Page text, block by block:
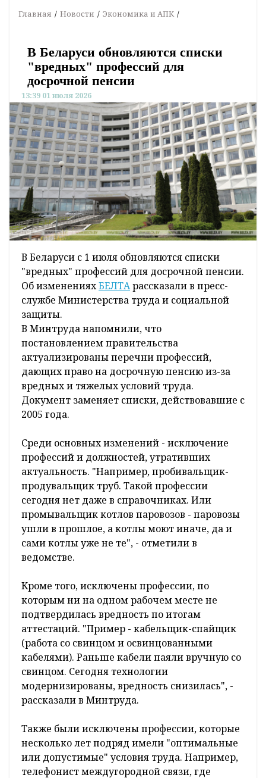
Главная Новости Экономика и АПК
В Беларуси обновляются списки
"вредных" профессий для
досрочной пенсии
13:39 01 июля 2026
В Беларуси с 1 июля обновляются списки
"вредных" профессий для досрочной пенсии.
Об измененияхБЕЛТАрассказали в пресс-
службе Министерства труда и социальной
защиты.
В Минтруда напомнили, что
постановлением правительства
актуализированы перечни профессий,
дающих право на досрочную пенсию из-за
вредных и тяжелых условий труда.
Документ заменяет списки, действовавшие с
2005 года.
Среди основных изменений - исключение
профессий и должностей, утративших
актуальность. "Например, пробивальщик-
продувальщик труб. Такой профессии
сегодня нет даже в справочниках. Или
промывальщик котлов паровозов - паровозы
ушли в прошлое, а котлы моют иначе, да и
сами котлы уже не те", - отметили в
ведомстве.
Кроме того, исключены профессии, по
которым ни на одном рабочем месте не
подтвердилась вредность по итогам
аттестаций. "Пример - кабельщик-спайщик
(работа со свинцом и освинцованными
кабелями). Раньше кабели паяли вручную со
свинцом. Сегодня технологии
модернизированы, вредность снизилась", -
рассказали в Минтруда.
Также были исключены профессии, которые
несколько лет подряд имели "оптимальные
или допустимые" условия труда. Например,
телефонист междугородной связи, где